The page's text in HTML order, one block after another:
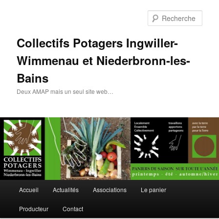
Collectifs Potagers Ingwiller-
Wimmenau et Niederbronn-les-
Bains
Deux AMAP mais un seul site web…
Aller
au
Aller
au
Accueil Actualités Associations Le panier
Producteur Contact